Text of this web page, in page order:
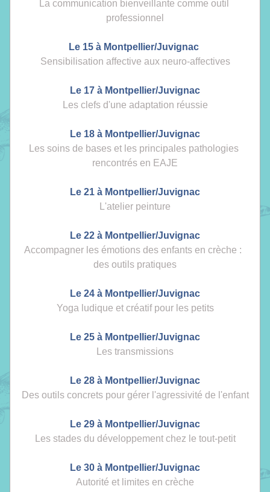
La communication bienveillante comme outil
professionnel
Le 15 à Montpellier/Juvignac
Sensibilisation affective aux neuro-affectives
Le 17 à Montpellier/Juvignac
Les clefs d'une adaptation réussie
Le 18 à Montpellier/Juvignac
Les soins de bases et les principales pathologies
rencontrés en EAJE
Le 21 à Montpellier/Juvignac
L'atelier peinture
Le 22 à Montpellier/Juvignac
Accompagner les émotions des enfants en crèche :
des outils pratiques
Le 24 à Montpellier/Juvignac
Yoga ludique et créatif pour les petits
Le 25 à Montpellier/Juvignac
Les transmissions
Le 28 à Montpellier/Juvignac
Des outils concrets pour gérer l'agressivité de l'enfant
Le 29 à Montpellier/Juvignac
Les stades du développement chez le tout-petit
Le 30 à Montpellier/Juvignac
Autorité et limites en crèche